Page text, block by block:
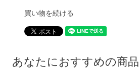
買い物を続ける
あなたにおすすめの商品